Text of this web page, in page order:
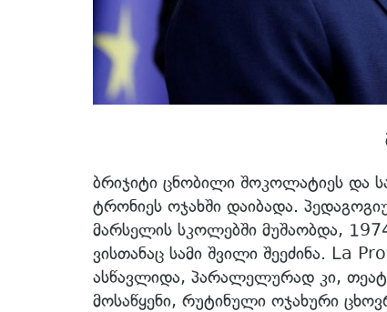
ბრიჯიტი ცნობილი შოკოლატიეს და
ტრონიეს ოჯახში დაიბადა.
მარსელის სკოლებში მუშაობდა,
ვისთანაც სამი შვილი შეეძინა. La
ასწავლიდა, პარალელურად კი,
მოსაწყენი, რუტინული ოჯახური